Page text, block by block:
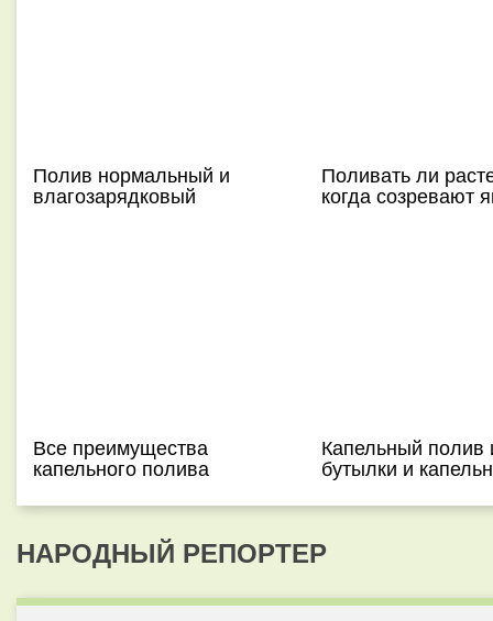
Полив нормальный и
влагозарядковый
Поливать ли
когда созревают
Все преимущества
капельного полива
Капельный полив
бутылки и
НАРОДНЫЙ РЕПОРТЕР